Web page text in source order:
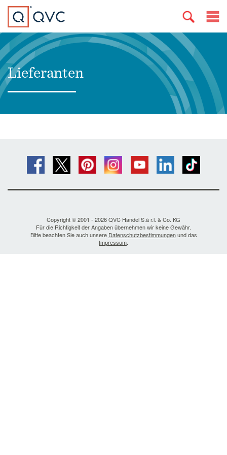
Lieferanten
Copyright © 2001 - 2026 QVC Handel S.à r.l. & Co. KG
Für die Richtigkeit der Angaben übernehmen wir keine Gewähr.
Bitte beachten Sie auch unsere Datenschutzbestimmungenund das
Impressum.